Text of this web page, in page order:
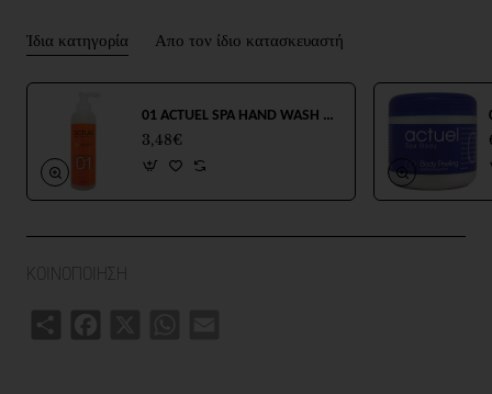
Ίδια κατηγορία Απο τον ίδιο κατασκευαστή
01 ACTUEL SPA HAND WASH 250ml
3,48€
ΚΟΙΝΟΠΟΙΗΣΗ